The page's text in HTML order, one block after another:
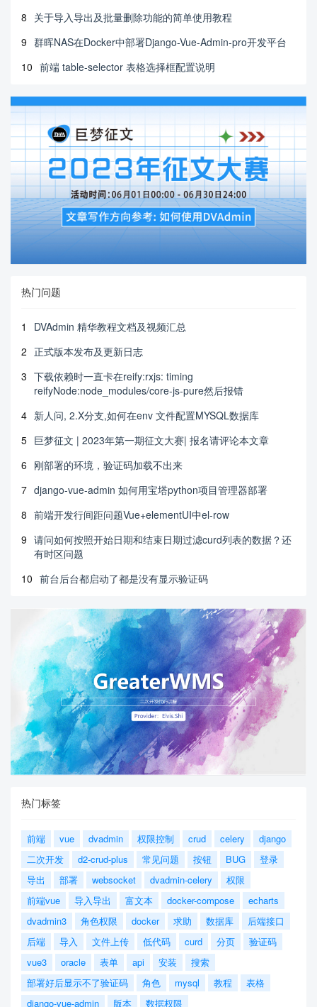
8 关于导入导出及批量删除功能的简单使用教程
9 群晖NAS在Docker中部署Django-Vue-Admin-pro开发平台
10 前端 table-selector 表格选择框配置说明
热门问题
1
DVAdmin 精华教程文档及视频汇总
2 正式版本发布及更新日志
3 下载依赖时一直卡在reify:rxjs: timing
reifyNode:node_modules/core-js-pure然后报错
4 新人问, 2.X分支,如何在env 文件配置MYSQL数据库
5 巨梦征文 | 2023年第一期征文大赛| 报名请评论本文章
6 刚部署的环境，验证码加载不出来
7 django-vue-admin 如何用宝塔python项目管理器部署
8 前端开发行间距问题Vue+elementUI中el-row
9 请问如何按照开始日期和结束日期过滤curd列表的数据？还
有时区问题
10 前台后台都启动了都是没有显示验证码
热门标签
前端 vue dvadmin 权限控制 crud celery
django
二次开发
d2-crud-plus 常见问题 按钮 BUG
登录
导出
部署 websocket dvadmin-celery
权限
前端vue
导入导出 富文本 docker-compose
echarts
dvadmin3
角色权限 docker 求助 数据库
后端接口
后端
导入 文件上传 低代码 curd 分页
验证码
vue3
oracle 表单 api 安装
搜索
部署好后显示不了验证码
角色 mysql 教程
表格
django-vue-admin
版本 数据权限